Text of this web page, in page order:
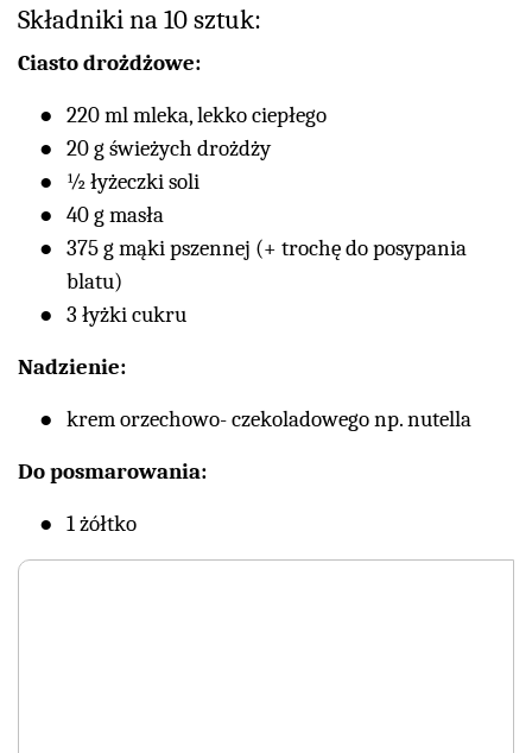
Składniki na 10 sztuk:
Ciasto drożdżowe:
220 ml mleka, lekko ciepłego
20 g świeżych drożdży
½ łyżeczki soli
40 g masła
375 g mąki pszennej (+ trochę do posypania
blatu)
3 łyżki cukru
Nadzienie:
krem orzechowo- czekoladowego np. nutella
Do posmarowania:
1 żółtko